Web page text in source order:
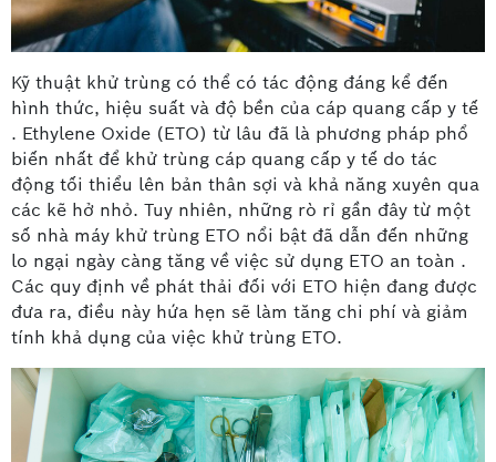
Kỹ thuật khử trùng có thể có tác động đáng kể đến
hình thức, hiệu suất và độ bền của cáp quang cấp y tế
. Ethylene Oxide (ETO) từ lâu đã là phương pháp phổ
biến nhất để khử trùng cáp quang cấp y tế do tác
động tối thiểu lên bản thân sợi và khả năng xuyên qua
các kẽ hở nhỏ. Tuy nhiên, những rò rỉ gần đây từ một
số nhà máy khử trùng ETO nổi bật đã dẫn đến những
lo ngại ngày càng tăng về việc sử dụng ETO an toàn .
Các quy định về phát thải đối với ETO hiện đang được
đưa ra, điều này hứa hẹn sẽ làm tăng chi phí và giảm
tính khả dụng của việc khử trùng ETO.